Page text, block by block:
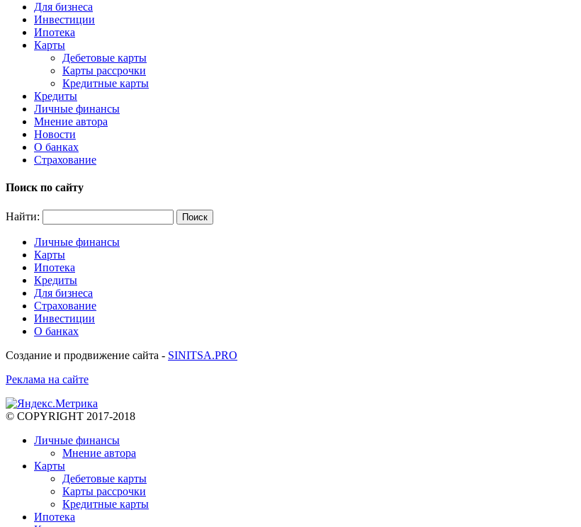
Для бизнеса
Инвестиции
Ипотека
Карты
Дебетовые карты
Карты рассрочки
Кредитные карты
Кредиты
Личные финансы
Мнение автора
Новости
О банках
Страхование
Поиск по сайту
Найти:
Личные финансы
Карты
Ипотека
Кредиты
Для бизнеса
Страхование
Инвестиции
О банках
Создание и продвижение сайта - SINITSA.PRO
Реклама на сайте
© COPYRIGHT 2017-2018
Личные финансы
Мнение автора
Карты
Дебетовые карты
Карты рассрочки
Кредитные карты
Ипотека